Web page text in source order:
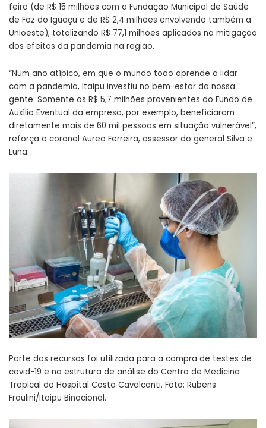
feira (de R$ 15 milhões com a Fundação Municipal de Saúde
de Foz do Iguaçu e de R$ 2,4 milhões envolvendo também a
Unioeste), totalizando R$ 77,1 milhões aplicados na mitigação
dos efeitos da pandemia na região.
“Num ano atípico, em que o mundo todo aprende a lidar
com a pandemia, Itaipu investiu no bem-estar da nossa
gente. Somente os R$ 5,7 milhões provenientes do Fundo de
Auxílio Eventual da empresa, por exemplo, beneficiaram
diretamente mais de 60 mil pessoas em situação vulnerável”,
reforça o coronel Aureo Ferreira, assessor do general Silva e
Luna.
Parte dos recursos foi utilizada para a compra de testes de
covid-19 e na estrutura de análise do Centro de Medicina
Tropical do Hospital Costa Cavalcanti. Foto: Rubens
Fraulini/Itaipu Binacional.